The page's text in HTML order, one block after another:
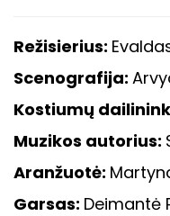
Režisierius:
Scenografija:
Kostiumų
Muzikos autorius:
Aranžuotė:
Garsas: Deimantė